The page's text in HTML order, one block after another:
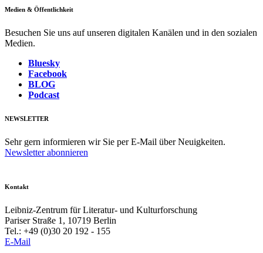
Medien & Öffentlichkeit
Besuchen Sie uns auf unseren digitalen Kanälen und in den sozialen
Medien.
Bluesky
Facebook
BLOG
Podcast
NEWSLETTER
Sehr gern informieren wir Sie per E-Mail über Neuigkeiten.
Newsletter abonnieren
Kontakt
Leibniz-Zentrum für Literatur- und Kulturforschung
Pariser Straße 1, 10719 Berlin
Tel.: +49 (0)30 20 192 - 155
E-Mail